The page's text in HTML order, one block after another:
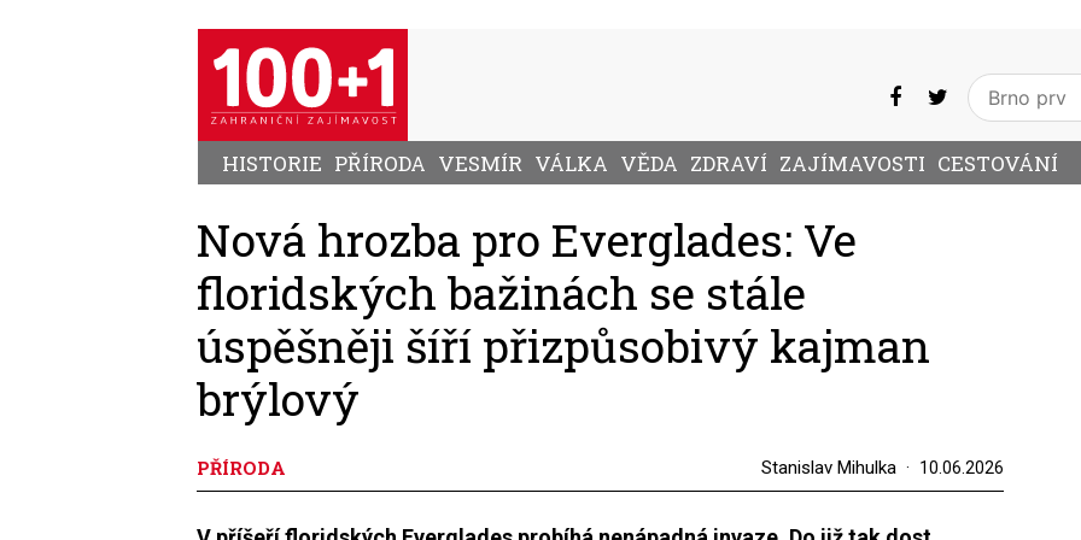
HISTORIE PŘÍRODA VESMÍR VÁLKA VĚDA ZDRAVÍ ZAJÍMAVOSTI CESTOVÁNÍ
Nová hrozba pro Everglades: Ve
floridských bažinách se stále
úspěšněji šíří přizpůsobivý kajman
brýlový
PŘÍRODA Stanislav Mihulka 10.06.2026